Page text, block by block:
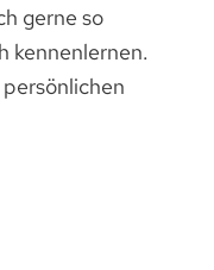
gerne so
kennenlernen.